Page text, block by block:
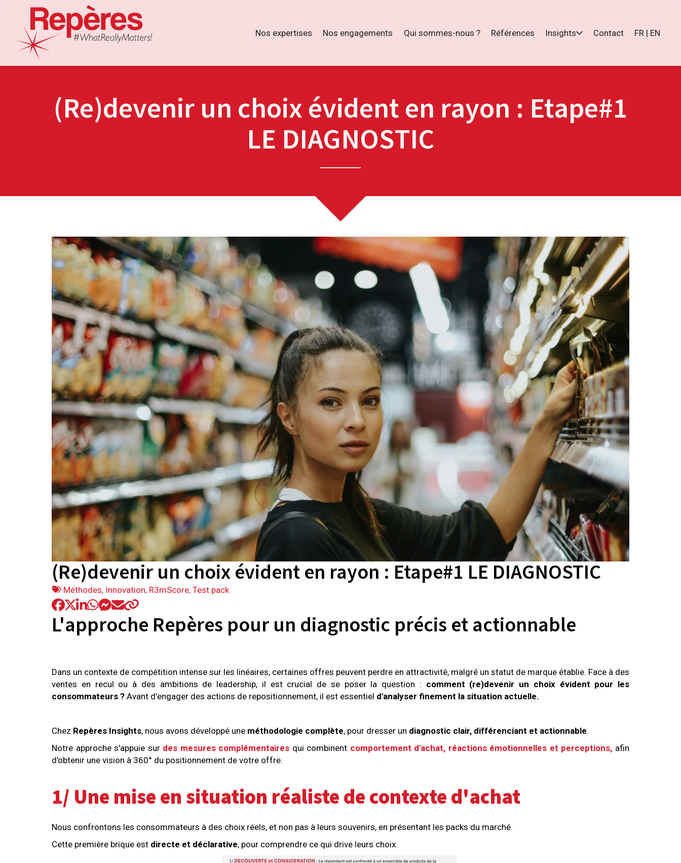
Nos expertises Nos engagements Qui sommes-nous ? Références Insights Contact FR | EN
(Re)devenir un choix évident en rayon : Etape#1
LE DIAGNOSTIC
(Re)devenir un choix évident en rayon : Etape#1 LE DIAGNOSTIC
Tags
:
Méthodes, Innovation, R3mScore,Test pack
L'approche Repères pour un diagnostic précis et actionnable
Dans un contexte de compétition intense sur les linéaires, certaines offres peuvent perdre en attractivité, malgré un statut de marque établie. Face à des
ventes en recul ou à des ambitions de leadership, il est crucial de se poser la question : comment (re)devenir un choix évident pour les
consommateurs ? Avant d'engager des actions de repositionnement, il est essentiel d'analyser finement la situation actuelle.
Chez Repères Insights, nous avons développé une méthodologie complète, pour dresser un diagnostic clair, différenciant et actionnable.
Notre approche s'appuie sur des mesures complémentaires qui combinent comportement d'achat, réactions émotionnelles et perceptions, afin
d'obtenir une vision à 360° du positionnement de votre offre.
1/ Une mise en situation réaliste de contexte d'achat
Nous confrontons les consommateurs à des choix réels, et non pas à leurs souvenirs, en présentant les packs du marché.
Cette première brique est directe et déclarative, pour comprendre ce qui drive leurs choix.